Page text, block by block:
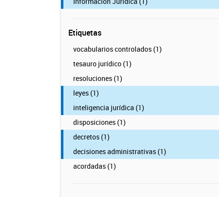
Etiquetas
vocabularios controlados (1)
tesauro jurídico (1)
resoluciones (1)
leyes (1)
inteligencia jurídica (1)
disposiciones (1)
decretos (1)
decisiones administrativas (1)
acordadas (1)